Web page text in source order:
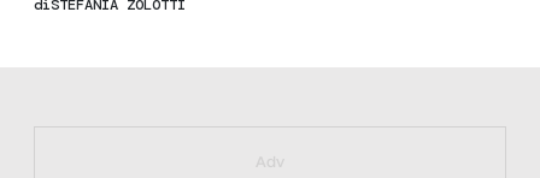
diSTEFANIA ZOLOTTI
https://bit.ly/muster_aggiornamento
Adv